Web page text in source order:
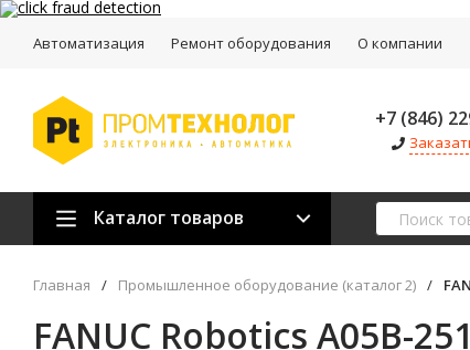
Автоматизация Ремонт оборудования О компании
+7 (846)
Каталог товаров
Главная / Промышленное оборудование (каталог 2) /
FANUC Robotics A05B-